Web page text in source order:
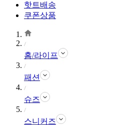
핫트배송
쿠폰상품
홈/라이프
패션
슈즈
스니커즈